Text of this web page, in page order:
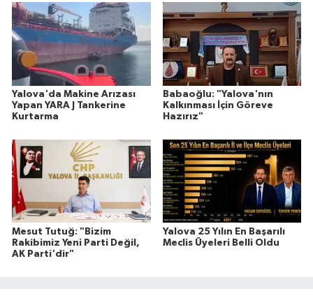
Yalova'da Makine Arızası
Yapan YARA J Tankerine
Kurtarma
Babaoğlu: "Yalova'nın
Kalkınması İçin Göreve
Hazırız"
Mesut Tutuğ: "Bizim
Rakibimiz Yeni Parti Değil,
AK Parti'dir"
Yalova 25 Yılın En Başarılı
Meclis Üyeleri Belli Oldu